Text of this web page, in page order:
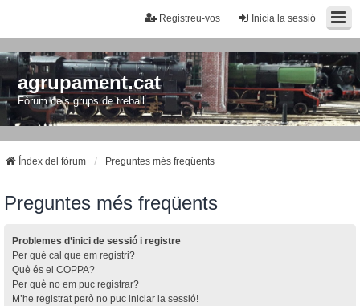
Inicia la sessió
Registreu-vos
agrupament.cat
Fòrum dels grups de treball
Índex del fòrum Preguntes més freqüents
Preguntes més freqüents
Problemes d’inici de sessió i registre
Per què cal que em registri?
Què és el COPPA?
Per què no em puc registrar?
M’he registrat però no puc iniciar la sessió!